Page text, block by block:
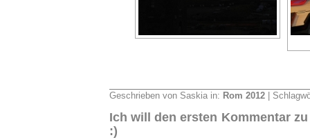
Geschrieben von Saskia in: Rom 2012|
Ich will den ersten Kommentar
:)